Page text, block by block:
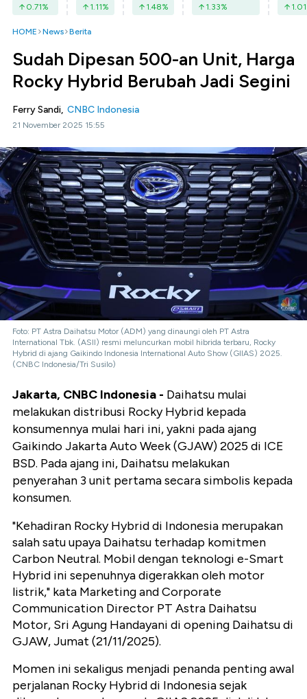
0.71% 1.11% 1.48% 1.33% 1.01
HOME News Berita
Sudah Dipesan 500-an Unit, Harga
Rocky Hybrid Berubah Jadi Segini
Ferry Sandi, CNBC Indonesia
21 November 2025 15:55
Foto: PT Astra Daihatsu Motor (ADM) yang dinaungi oleh PT Astra
International Tbk. (ASII) resmi meluncurkan mobil hibrida terbaru, Rocky
Hybrid di ajang Gaikindo Indonesia International Auto Show (GIIAS) 2025.
(CNBC Indonesia/Tri Susilo)
Jakarta, CNBC Indonesia - Daihatsu mulai
melakukan distribusi Rocky Hybrid kepada
konsumennya mulai hari ini, yakni pada ajang
Gaikindo Jakarta Auto Week (GJAW) 2025 di ICE
BSD. Pada ajang ini, Daihatsu melakukan
penyerahan 3 unit pertama secara simbolis kepada
konsumen.
"Kehadiran Rocky Hybrid di Indonesia merupakan
salah satu upaya Daihatsu terhadap komitmen
Carbon Neutral. Mobil dengan teknologi e-Smart
Hybrid ini sepenuhnya digerakkan oleh motor
listrik," kata Marketing and Corporate
Communication Director PT Astra Daihatsu
Motor, Sri Agung Handayani di opening Daihatsu di
GJAW, Jumat (21/11/2025).
Momen ini sekaligus menjadi penanda penting awal
perjalanan Rocky Hybrid di Indonesia sejak